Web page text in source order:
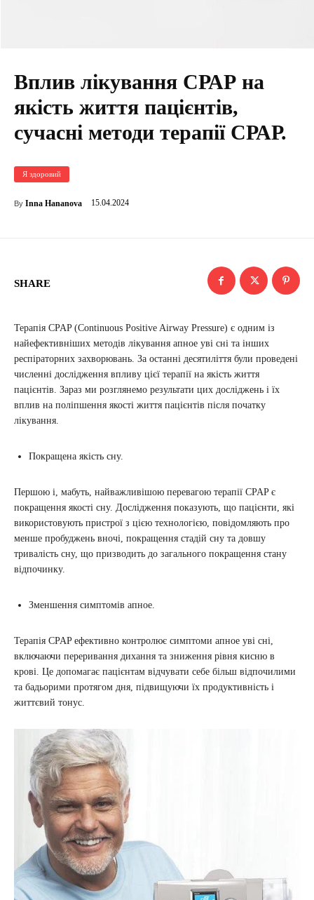
Вплив лікування СРАР на
якість життя пацієнтів,
сучасні методи терапії СРАР.
Я здоровий
By Inna Hananova 15.04.2024
SHARE
Терапія CPAP (Continuous Positive Airway Pressure) є одним із
найефективніших методів лікування апное уві сні та інших
респіраторних захворювань. За останні десятиліття були проведені
численні дослідження впливу цієї терапії на якість життя
пацієнтів. Зараз ми розглянемо результати цих досліджень і їх
вплив на поліпшення якості життя пацієнтів після початку
лікування.
Покращена якість сну.
Першою і, мабуть, найважливішою перевагою терапії CPAP є
покращення якості сну. Дослідження показують, що пацієнти, які
використовують пристрої з цією технологією, повідомляють про
менше пробуджень вночі, покращення стадій сну та довшу
тривалість сну, що призводить до загального покращення стану
відпочинку.
Зменшення симптомів апное.
Терапія CPAP ефективно контролює симптоми апное уві сні,
включаючи переривання дихання та зниження рівня кисню в
крові. Це допомагає пацієнтам відчувати себе більш відпочилими
та бадьорими протягом дня, підвищуючи їх продуктивність і
життєвий тонус.